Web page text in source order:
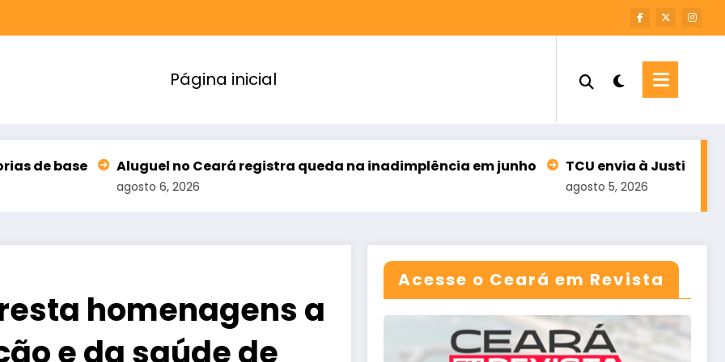
Página inicial
Aluguel no Ceará registra queda na inadimplência em junho TCU envia à Justiça Eleitoral lista de
homenagens a
e da saúde de
Acesse o Ceará em Revista